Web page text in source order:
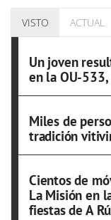
VISTO ACTUAL
Un joven
en la OU-533,
Miles de
tradición
Cientos de
La Misión en
fiestas de A